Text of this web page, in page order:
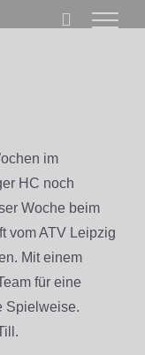
im
HC noch
Woche beim
vom ATV Leipzig
Mit einem
für eine
Spielweise.